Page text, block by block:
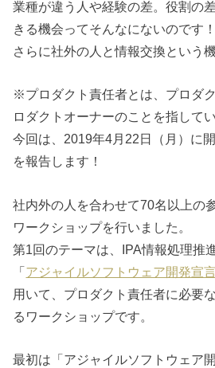
業種が違う人や経験の差。役割の
きる機会ってそんなにないのです！
さらに社外の人と情報交換という
※プロダクト責任者とは、プロダ
ロダクトオーナーのことを指してい
今回は、2019年4月22日（月）に
を報告します！
社内外の人を合わせて70名以上の
ワークショップを行いました。
第1回のテーマは、IPA情報処理推
「アジャイルソフトウェア開発宣
用いて、プロダクト責任者に必要
るワークショップです。
最初は「アジャイルソフトウェア